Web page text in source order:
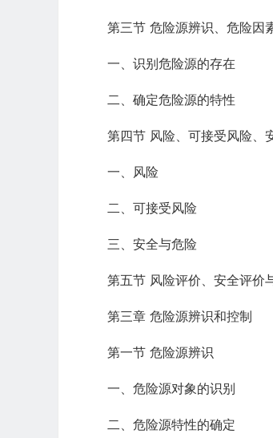
第三节 危险源辨识、危险因
一、识别危险源的存在
二、确定危险源的特性
第四节 风险、可接受风险、
一、风险
二、可接受风险
三、安全与危险
第五节 风险评价、安全评价
第三章 危险源辨识和控制
第一节 危险源辨识
一、危险源对象的识别
二、危险源特性的确定